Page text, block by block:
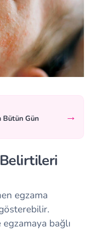
Bütün Gün
→
egzama
bağlı